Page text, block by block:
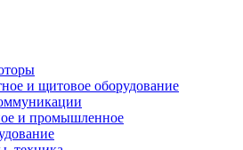
и щитовое оборудование
и промышленное